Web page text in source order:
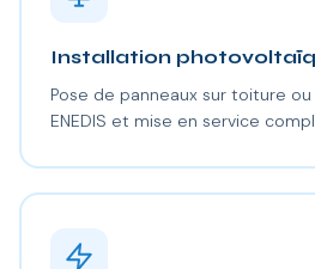
Installation
Pose de panneaux sur toiture
ENEDIS et mise en service